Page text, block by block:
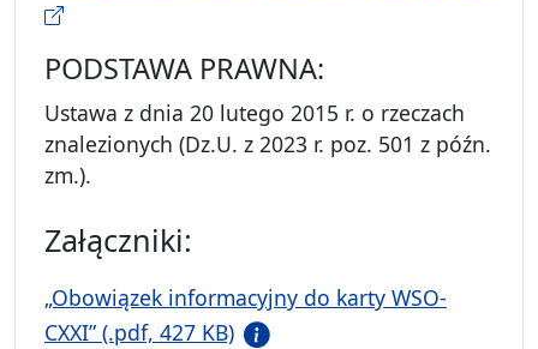
PODSTAWA PRAWNA:
Ustawa z dnia 20 lutego 2015 r. o rzeczach
znalezionych (Dz.U. z 2023 r. poz. 501 z późn.
zm.).
Załączniki:
„Obowiązek informacyjny do karty WSO-
CXXI” (.pdf, 427 KB)